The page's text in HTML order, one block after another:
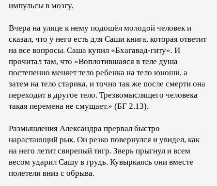
импульсы в мозгу.
Вчера на улице к нему подошёл молодой человек и
сказал, что у него есть для Саши книга, которая ответит
на все вопросы. Саша купил «Бхагавад-гиту». И
прочитал там, что «Воплотившаяся в теле душа
постепенно меняет тело ребенка на тело юноши, а
затем на тело старика, и точно так же после смерти она
переходит в другое тело. Трезвомыслящего человека
такая перемена не смущает.» (БГ 2.13).
Размышления Александра прервал быстро
нарастающий рык. Он резко повернулся и увидел, как
на него летит свирепый тигр. Зверь прыгнул и всем
весом ударил Сашу в грудь. Кувыркаясь они вместе
полетели вниз с обрыва.